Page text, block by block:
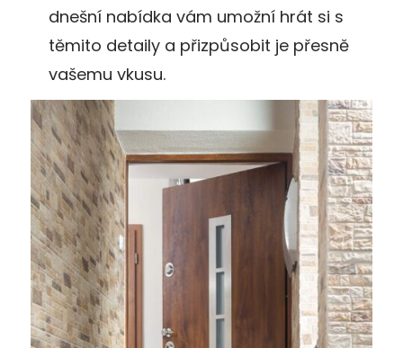
dnešní nabídka vám umožní hrát si s
těmito detaily a přizpůsobit je přesně
vašemu vkusu.